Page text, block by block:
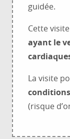
guidée.
Cette
ayant le
La visite
(risque